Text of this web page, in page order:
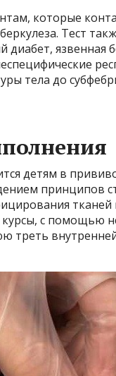
которые
Тест
диабет,
тела до
детям в
принципов
с помощью
треть